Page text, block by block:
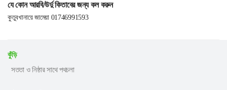
যে কোন আরবি/উর্দু কিতাবের জন্য কল করুন
কুতুবখানায়ে জামেয়া 01746991593
কুঁড়ি
সততা ও নিষ্ঠার সাথে পথচলা